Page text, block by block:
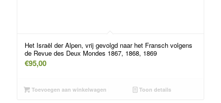
Het Israël der Alpen, vrij gevolgd naar het Fransch volgens
de Revue des Deux Mondes 1867, 1868, 1869
€95,00
Toevoegen aan winkelwagen Toon details